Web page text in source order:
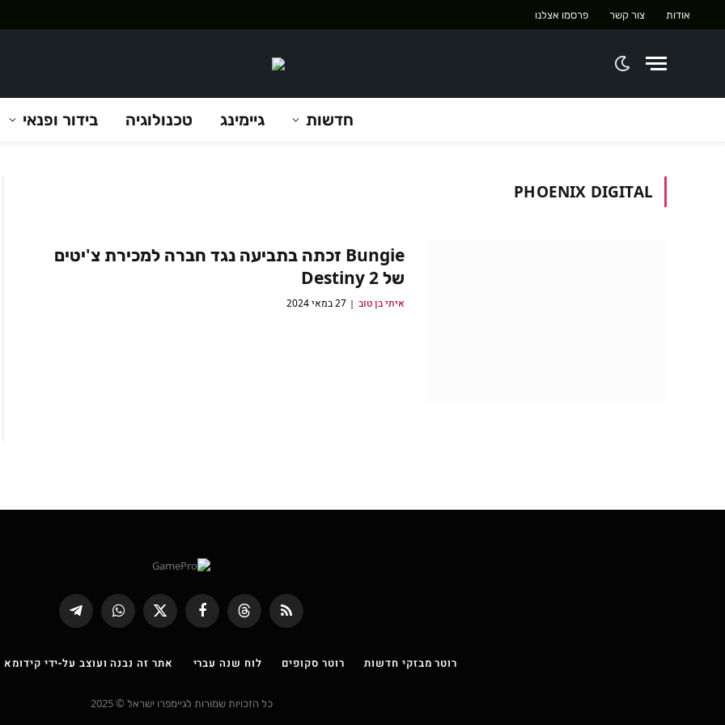
אודות צור קשר פרסמו אצלנו
חדשות גיימינג טכנולוגיה בידור ופנאי
PHOENIX DIGITAL
Bungie זכתה בתביעה נגד חברה למכירת צ'יטים
של Destiny 2
איתי בן טוב 27 במאי 2024
RSS
Threads פייסבוק
X
(טוויטר)
WhatsApp
Telegram
רוטר מבזקי חדשות רוטר סקופים לוח שנה עברי אתר זה נבנה ועוצב על-ידי קידומא
כל הזכויות שמורות לגיימפרו ישראל © 2025